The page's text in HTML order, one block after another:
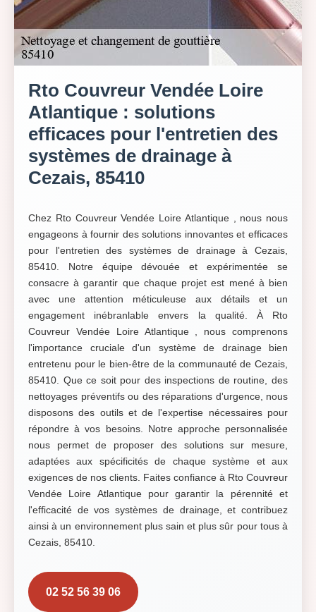
Rto Couvreur Vendée Loire
Atlantique : solutions
efficaces pour l'entretien des
systèmes de drainage à
Cezais, 85410
Chez Rto Couvreur Vendée Loire Atlantique , nous nous
engageons à fournir des solutions innovantes et efficaces
pour l'entretien des systèmes de drainage à Cezais,
85410. Notre équipe dévouée et expérimentée se
consacre à garantir que chaque projet est mené à bien
avec une attention méticuleuse aux détails et un
engagement inébranlable envers la qualité. À Rto
Couvreur Vendée Loire Atlantique , nous comprenons
l'importance cruciale d'un système de drainage bien
entretenu pour le bien-être de la communauté de Cezais,
85410. Que ce soit pour des inspections de routine, des
nettoyages préventifs ou des réparations d'urgence, nous
disposons des outils et de l'expertise nécessaires pour
répondre à vos besoins. Notre approche personnalisée
nous permet de proposer des solutions sur mesure,
adaptées aux spécificités de chaque système et aux
exigences de nos clients. Faites confiance à Rto Couvreur
Vendée Loire Atlantique pour garantir la pérennité et
l'efficacité de vos systèmes de drainage, et contribuez
ainsi à un environnement plus sain et plus sûr pour tous à
Cezais, 85410.
02 52 56 39 06